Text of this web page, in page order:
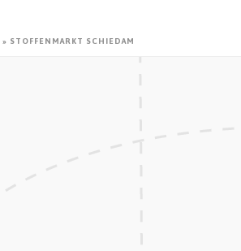
» STOFFENMARKT SCHIEDAM